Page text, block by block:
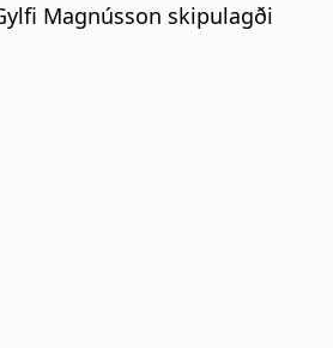
Magnússon skipulagði